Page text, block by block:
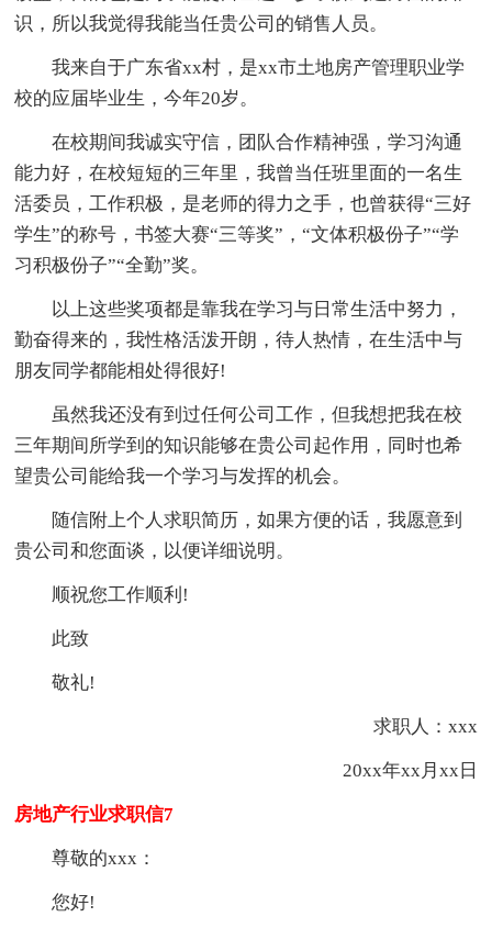
识，所以我觉得我能当任贵公司的销售人员。
我来自于广东省xx村，是xx市土地房产管理职业学
校的应届毕业生，今年20岁。
在校期间我诚实守信，团队合作精神强，学习沟通
能力好，在校短短的三年里，我曾当任班里面的一名生
活委员，工作积极，是老师的得力之手，也曾获得“三好
学生”的称号，书签大赛“三等奖”，“文体积极份子”“学
习积极份子”“全勤”奖。
以上这些奖项都是靠我在学习与日常生活中努力，
勤奋得来的，我性格活泼开朗，待人热情，在生活中与
朋友同学都能相处得很好!
虽然我还没有到过任何公司工作，但我想把我在校
三年期间所学到的知识能够在贵公司起作用，同时也希
望贵公司能给我一个学习与发挥的机会。
随信附上个人求职简历，如果方便的话，我愿意到
贵公司和您面谈，以便详细说明。
顺祝您工作顺利!
此致
敬礼!
求职人：xxx
20xx年xx月xx日
房地产行业求职信7
尊敬的xxx：
您好!